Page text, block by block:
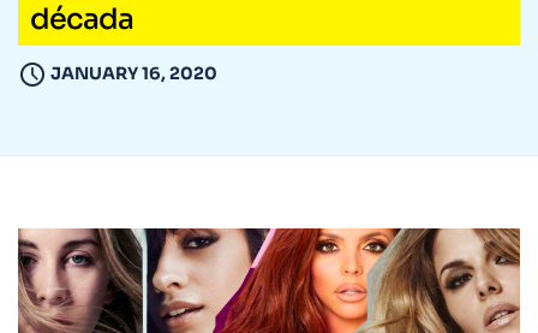
década
JANUARY 16, 2020